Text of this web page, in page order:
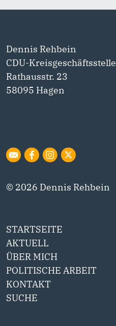
Dennis Rehbein
CDU-Kreisgeschäftsstelle
Rathausstr. 23
58095 Hagen
© 2026 Dennis Rehbein
STARTSEITE
AKTUELL
ÜBER MICH
POLITISCHE ARBEIT
KONTAKT
SUCHE